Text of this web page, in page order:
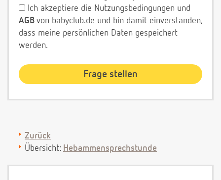
Ich akzeptiere die Nutzungsbedingungen und
AGB von babyclub.de und bin damit einverstanden,
dass meine persönlichen Daten gespeichert
werden.
Zurück
Übersicht: Hebammensprechstunde